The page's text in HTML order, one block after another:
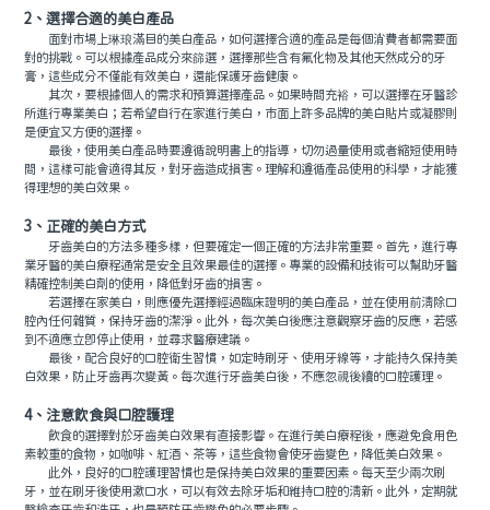
2、選擇合適的美白產品
面對市場上琳琅滿目的美白產品，如何選擇合適的產品是每個消費者都需要面
對的挑戰。可以根據產品成分來篩選，選擇那些含有氟化物及其他天然成分的牙
膏，這些成分不僅能有效美白，還能保護牙齒健康。
其次，要根據個人的需求和預算選擇產品。如果時間充裕，可以選擇在牙醫診
所進行專業美白；若希望自行在家進行美白，市面上許多品牌的美白貼片或凝膠則
是便宜又方便的選擇。
最後，使用美白產品時要遵循說明書上的指導，切勿過量使用或者縮短使用時
間，這樣可能會適得其反，對牙齒造成損害。理解和遵循產品使用的科學，才能獲
得理想的美白效果。
3、正確的美白方式
牙齒美白的方法多種多樣，但要確定一個正確的方法非常重要。首先，進行專
業牙醫的美白療程通常是安全且效果最佳的選擇。專業的設備和技術可以幫助牙醫
精確控制美白劑的使用，降低對牙齒的損害。
若選擇在家美白，則應優先選擇經過臨床證明的美白產品，並在使用前清除口
腔內任何雜質，保持牙齒的潔淨。此外，每次美白後應注意觀察牙齒的反應，若感
到不適應立即停止使用，並尋求醫療建議。
最後，配合良好的口腔衛生習慣，如定時刷牙、使用牙線等，才能持久保持美
白效果，防止牙齒再次變黃。每次進行牙齒美白後，不應忽視後續的口腔護理。
4、注意飲食與口腔護理
飲食的選擇對於牙齒美白效果有直接影響。在進行美白療程後，應避免食用色
素較重的食物，如咖啡、紅酒、茶等，這些食物會使牙齒變色，降低美白效果。
此外，良好的口腔護理習慣也是保持美白效果的重要因素。每天至少兩次刷
牙，並在刷牙後使用漱口水，可以有效去除牙垢和維持口腔的清新。此外，定期就